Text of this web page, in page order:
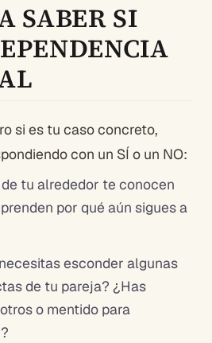
SABER SI
si es tu caso concreto,
con un SÍ o un NO:
tu alrededor te conocen
por qué aún sigues a
esconder algunas
de tu pareja? ¿Has
o mentido para